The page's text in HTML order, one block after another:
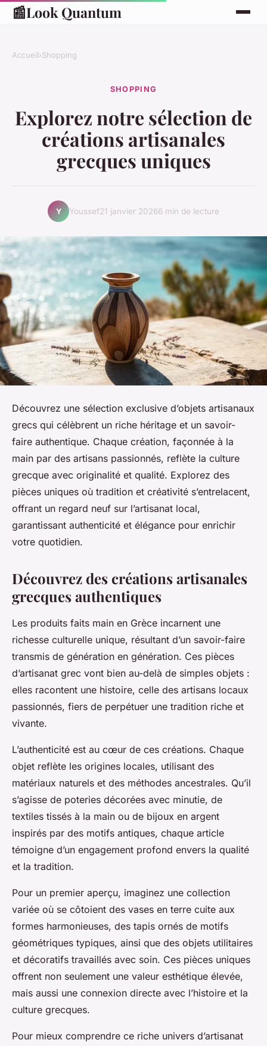
📰Look Quantum
Accueil›Shopping
SHOPPING
Explorez notre sélection de
créations artisanales
grecques uniques
Y Youssef21 janvier 20266 min de lecture
Découvrez une sélection exclusive d’objets artisanaux
grecs qui célèbrent un riche héritage et un savoir-
faire authentique. Chaque création, façonnée à la
main par des artisans passionnés, reflète la culture
grecque avec originalité et qualité. Explorez des
pièces uniques où tradition et créativité s’entrelacent,
offrant un regard neuf sur l’artisanat local,
garantissant authenticité et élégance pour enrichir
votre quotidien.
Découvrez des créations artisanales
grecques authentiques
Les produits faits main en Grèce incarnent une
richesse culturelle unique, résultant d’un savoir-faire
transmis de génération en génération. Ces pièces
d’artisanat grec vont bien au-delà de simples objets :
elles racontent une histoire, celle des artisans locaux
passionnés, fiers de perpétuer une tradition riche et
vivante.
L’authenticité est au cœur de ces créations. Chaque
objet reflète les origines locales, utilisant des
matériaux naturels et des méthodes ancestrales. Qu’il
s’agisse de poteries décorées avec minutie, de
textiles tissés à la main ou de bijoux en argent
inspirés par des motifs antiques, chaque article
témoigne d’un engagement profond envers la qualité
et la tradition.
Pour un premier aperçu, imaginez une collection
variée où se côtoient des vases en terre cuite aux
formes harmonieuses, des tapis ornés de motifs
géométriques typiques, ainsi que des objets utilitaires
et décoratifs travaillés avec soin. Ces pièces uniques
offrent non seulement une valeur esthétique élevée,
mais aussi une connexion directe avec l’histoire et la
culture grecques.
Pour mieux comprendre ce riche univers d’artisanat